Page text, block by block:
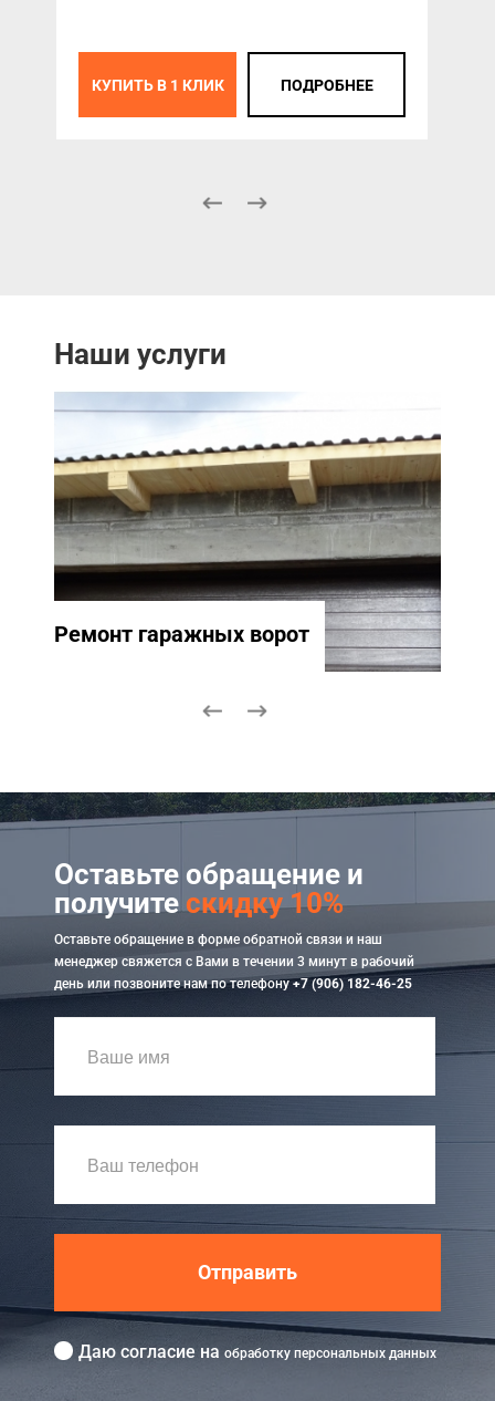
КУПИТЬ В 1 КЛИК ПОДРОБНЕЕ
Наши услуги
Ремонт гаражных ворот
Оставьте обращение и
получитескидку 10%
Оставьте обращение в форме обратной связи и наш
менеджер свяжется с Вами в течении 3 минут в рабочий
день или позвоните нам по телефону+7 (906) 182-46-25
Отправить
Даю согласие на обработку персональных данных